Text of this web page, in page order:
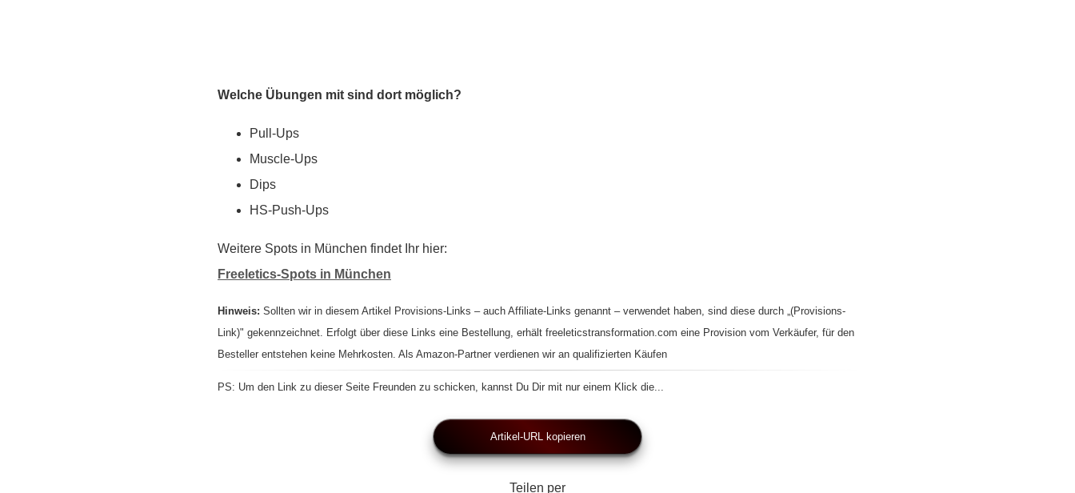
Welche Übungen mit sind dort möglich?
Pull-Ups
Muscle-Ups
Dips
HS-Push-Ups
Weitere Spots in München findet Ihr hier:
Freeletics-Spots in München
Hinweis: Sollten wir in diesem Artikel Provisions-Links – auch Affiliate-Links genannt – verwendet haben, sind diese durch „(Provisions-
Link)" gekennzeichnet. Erfolgt über diese Links eine Bestellung, erhält freeleticstransformation.com eine Provision vom Verkäufer, für den
Besteller entstehen keine Mehrkosten. Als Amazon-Partner verdienen wir an qualifizierten Käufen
PS: Um den Link zu dieser Seite Freunden zu schicken, kannst Du Dir mit nur einem Klick die...
Artikel-URL kopieren
Teilen per